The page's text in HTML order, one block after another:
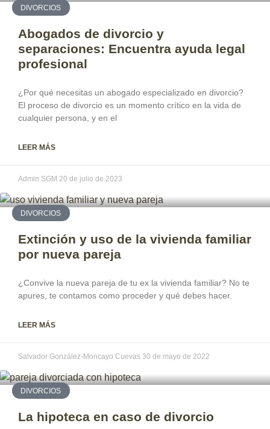
DIVORCIOS
Abogados de divorcio y
separaciones: Encuentra ayuda legal
profesional
¿Por qué necesitas un abogado especializado en divorcio?
El proceso de divorcio es un momento crítico en la vida de
cualquier persona, y en el
LEER MÁS
Admin SGM 20 de julio de 2023
DIVORCIOS
Extinción y uso de la vivienda familiar
por nueva pareja
¿Convive la nueva pareja de tu ex la vivienda familiar? No te
apures, te contamos como proceder y qué debes hacer.
LEER MÁS
Salvador González-Moncayo Cuevas 30 de mayo de 2022
DIVORCIOS
La hipoteca en caso de divorcio